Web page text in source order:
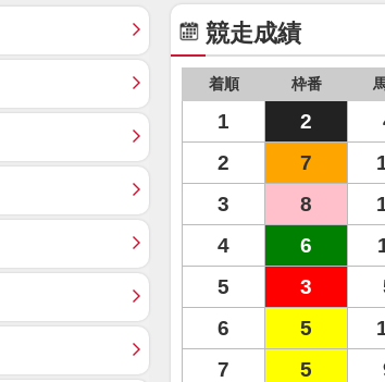
競走成績
着順 枠番
1 2
2
7
3
8
4
6
5
3
6
5
7
5